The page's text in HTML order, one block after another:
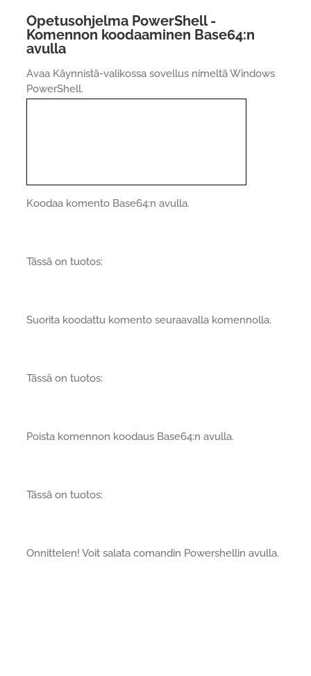
Opetusohjelma PowerShell -
Komennon koodaaminen Base64:n
avulla
Avaa Käynnistä-valikossa sovellus nimeltä Windows
PowerShell.
Koodaa komento Base64:n avulla.
Tässä on tuotos:
Suorita koodattu komento seuraavalla komennolla.
Tässä on tuotos:
Poista komennon koodaus Base64:n avulla.
Tässä on tuotos:
Onnittelen! Voit salata comandin Powershellin avulla.